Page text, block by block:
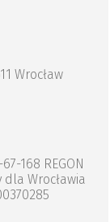
Wrocław
168 REGON
Wrocławia